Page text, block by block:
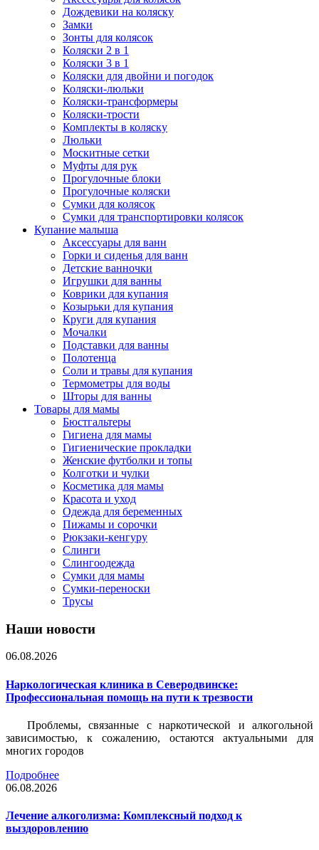
Дождевики на коляску
Замки
Зонты для колясок
Коляски 2 в 1
Коляски 3 в 1
Коляски для двойни и погодок
Коляски-люльки
Коляски-трансформеры
Коляски-трости
Комплекты в коляску
Люльки
Москитные сетки
Муфты для рук
Прогулочные блоки
Прогулочные коляски
Сумки для колясок
Сумки для транспортировки колясок
Купание малыша
Аксессуары для ванн
Горки и сиденья для ванн
Детские ванночки
Игрушки для ванны
Коврики для купания
Козырьки для купания
Круги для купания
Мочалки
Подставки для ванны
Полотенца
Соли и травы для купания
Термометры для воды
Шторы для ванны
Товары для мамы
Бюстгальтеры
Гигиена для мамы
Гигиенические прокладки
Женские футболки и топы
Колготки и чулки
Косметика для мамы
Красота и уход
Одежда для беременных
Пижамы и сорочки
Рюкзаки-кенгуру
Слинги
Слингоодежда
Сумки для мамы
Сумки-переноски
Трусы
Наши новости
06.08.2026
Наркологическая клиника в Северодвинске:
Профессиональная помощь на пути к трезвости
Проблемы, связанные с наркотической и алкогольной
зависимостью, к сожалению, остаются актуальными для
многих городов
Подробнее
06.08.2026
Лечение алкоголизма: Комплексный подход к
выздоровлению